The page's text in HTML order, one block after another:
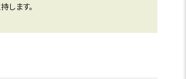
します。